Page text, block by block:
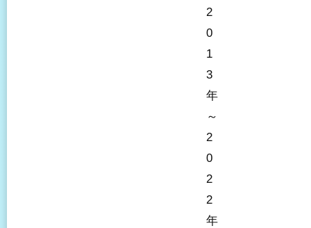
2
0
1
3
年
～
2
0
2
2
年